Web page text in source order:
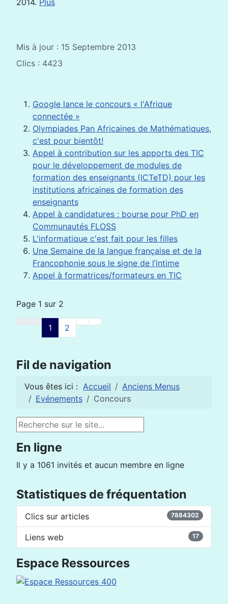
Espace Ressources
Mis à jour : 15 Septembre 2013
Clics : 4423
Google lance le concours « l'Afrique
connectée »
Olympiades Pan Africaines de Mathématiques,
c'est pour bientôt!
Appel à contribution sur les apports des TIC
pour le développement de modules de
formation des enseignants (ICTeTD) pour les
institutions africaines de formation des
enseignants
Appel à candidatures : bourse pour PhD en
Communautés FLOSS
L'informatique c'est fait pour les filles
Une Semaine de la langue française et de la
Francophonie sous le signe de l’intime
Appel à formatrices/formateurs en TIC
Page 1 sur 2
1 2
Fil de navigation
Vous êtes ici : Accueil
Anciens Menus
Evénements
Concours
Rechercher
En ligne
Il y a 1061 invités et aucun membre en ligne
Statistiques de fréquentation
Clics sur articles 7884302
Liens web 17